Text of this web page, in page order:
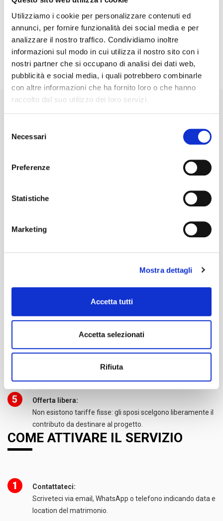
Utilizziamo i cookie per personalizzare contenuti ed
annunci, per fornire funzionalità dei social media e per
analizzare il nostro traffico. Condividiamo inoltre
informazioni sul modo in cui utilizza il nostro sito con i
nostri partner che si occupano di analisi dei dati web,
pubblicità e social media, i quali potrebbero combinarle
con altre informazioni che ha fornito loro o che hanno
raccolto dal suo utilizzo dei loro servizi.
delNecessari
Preferenze
Statistiche
Marketing
Mostra dettagli
Accetta tutti
Accetta selezionati
Rifiuta
5
Tracciabilità e trasparenza:
Dal ritiro alla consegna, il recupero viene documentato in
tempo reale sui canali Foodbusters, così potete vedere
dove finisce il cibo del vostro matrimonio.
PERCHÉ CONVIENE AGLI SPOSI
1
ma arriva a chi ne ha bisogno.
2
Un gesto concreto da condividere:
Il recupero viene raccontato in tempo reale e diventa parte
Le erogazioni liberali a favore di Foodbusters ODV danno
diritto, per le persone fisiche, a una detrazione IRPEF del
Nessun rischio legale:
La normativa vigente tutela la donazione di cibo cotto se
5
Offerta libera:
Non esistono tariffe fisse: gli sposi scelgono liberamente il
contributo da destinare al progetto.
COME ATTIVARE IL SERVIZIO
1
Contattateci:
Scriveteci via email, WhatsApp o telefono indicando data e
location del matrimonio.